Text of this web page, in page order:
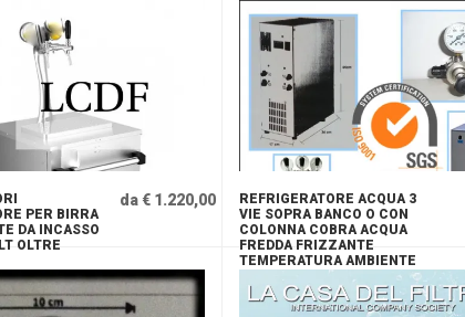
PER BIRRA
DA INCASSO
OLTRE
da € 1.220,00
REFRIGERATORE ACQUA 3
VIE SOPRA BANCO O CON
COLONNA COBRA ACQUA
FREDDA FRIZZANTE
TEMPERATURA AMBIENTE